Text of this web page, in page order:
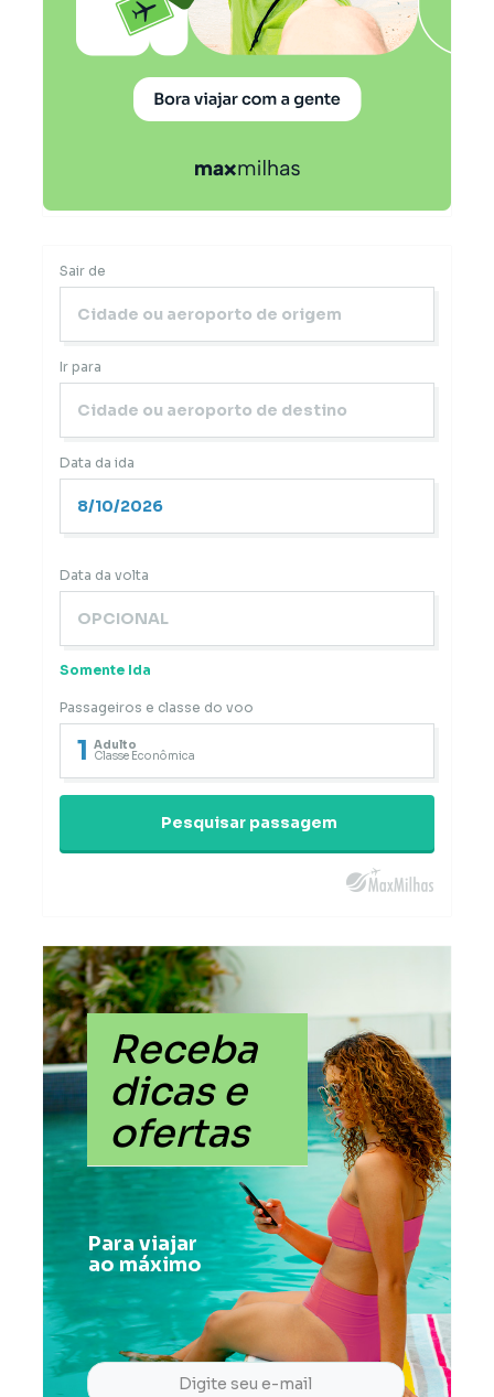
Sair de
Ir para
Data da ida
Data da volta
Somente Ida
Passageiros e classe do voo
1 Adulto
Classe Econômica
Pesquisar passagem
Receba
dicas e
ofertas
Para viajar
ao máximo